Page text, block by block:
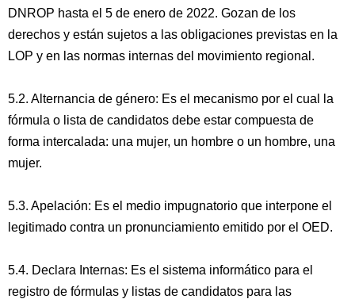
DNROP hasta el 5 de enero de 2022. Gozan de los
derechos y están sujetos a las obligaciones previstas en la
LOP y en las normas internas del movimiento regional.
5.2. Alternancia de género: Es el mecanismo por el cual la
fórmula o lista de candidatos debe estar compuesta de
forma intercalada: una mujer, un hombre o un hombre, una
mujer.
5.3. Apelación: Es el medio impugnatorio que interpone el
legitimado contra un pronunciamiento emitido por el OED.
5.4. Declara Internas: Es el sistema informático para el
registro de fórmulas y listas de candidatos para las